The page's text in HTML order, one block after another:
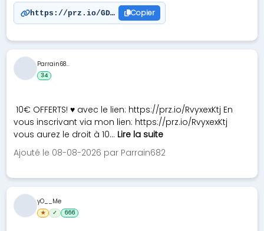
https://prz.io/GDRLNVVHmCopier
10€ OFFERTS! ♥ avec le lien: https://prz.io/RvyxexKtj En
vous inscrivant via mon lien: https://prz.io/RvyxexKtj
vous aurez le droit à 10... Lire la suite
Ajouté le 08-08-2026 par Parrain682
Parrain68...
34
yO__Me
★ ✓ 666